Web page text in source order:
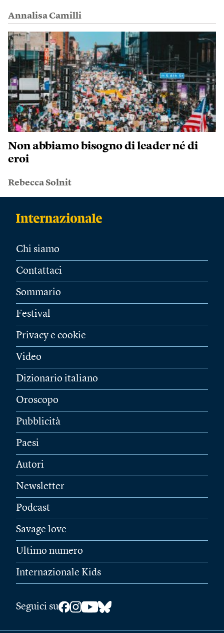
Annalisa Camilli
Non abbiamo bisogno di leader né di
eroi
Rebecca Solnit
Chi siamo
Contattaci
Sommario
Festival
Privacy e cookie
Video
Dizionario italiano
Oroscopo
Pubblicità
Paesi
Autori
Newsletter
Podcast
Savage love
Ultimo numero
Internazionale Kids
Seguici su